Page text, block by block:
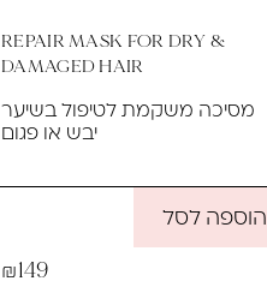
REPAIR MASK FOR DRY &
DAMAGED HAIR
מסיכה משקמת לטיפול בשיער
יבש או פגום
149
הוספה לסל